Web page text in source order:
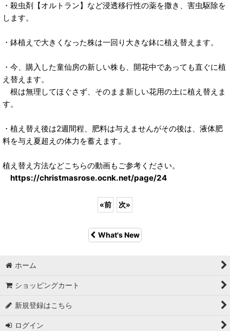
・殺虫剤【オルトラン】など浸透移行性の薬を撒き、害虫駆除を
します。
・鉢植えで大きくなった株は一回り大きな鉢に植え替えます。
・今、購入した童仙房の新しい株も、開花中であっても直ぐに植
え替えます。
根は無理してほぐさず、そのまま新しい花用の土に植え替えま
す。
・植え替え後は2週間程、肥料は与えませんがその後は、液体肥
料を与え夏超えの体力を蓄えます。
植え替え方法などこちらの動画もご参考ください。
https://christmasrose.ocnk.net/page/24
«前 次»
What's New
ホーム
ショッピングカート
新規登録はこちら
ログイン